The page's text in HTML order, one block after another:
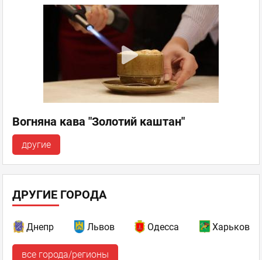
Вогняна кава "Золотий каштан"
другие
ДРУГИЕ ГОРОДА
Днепр Львов Одесса Харьков
все города/регионы